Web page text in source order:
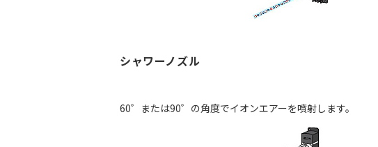
シャワーノズル
60゜または90゜の角度でイオンエアーを噴射します。